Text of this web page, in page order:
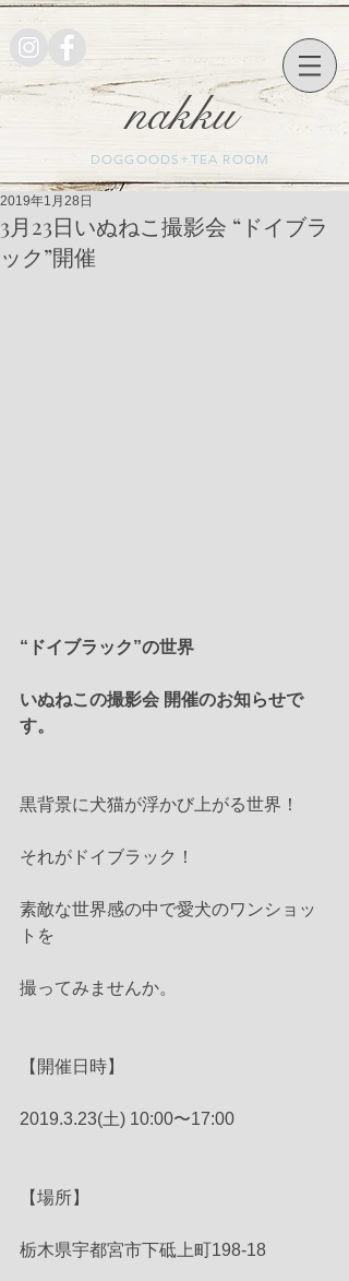
nakku
DOGGOODS+TEA ROOM
3月23日いぬねこ撮影会 “ドイブラ
ック”開催
2019年1月28日
“ドイブラック”の世界
いぬねこの撮影会 開催のお知らせで
す。
黒背景に犬猫が浮かび上がる世界！
それがドイブラック！
素敵な世界感の中で愛犬のワンショッ
トを
撮ってみませんか。
【開催日時】
2019.3.23(土) 10:00〜17:00
【場所】
栃木県宇都宮市下砥上町198-18